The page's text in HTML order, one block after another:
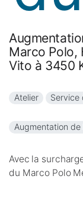
Marco Polo,
Vito à 3450
Atelier Service
Augmentation
Avec la
du Marco Polo